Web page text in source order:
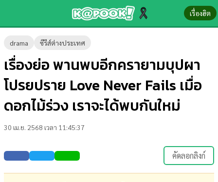
เรื่องฮิต
drama ซีรีส์ต่างประเทศ
เรื่องย่อ พานพบอีกครายามบุปผา
โปรยปราย Love Never Fails เมื่อ
ดอกไม้ร่วง เราจะได้พบกันใหม่
30 เม.ย. 2568 เวลา 11:45:37
คัดลอกลิงก์
ข่าว-
ความ
รู้
บันเทิง
ตรวจ
หวย